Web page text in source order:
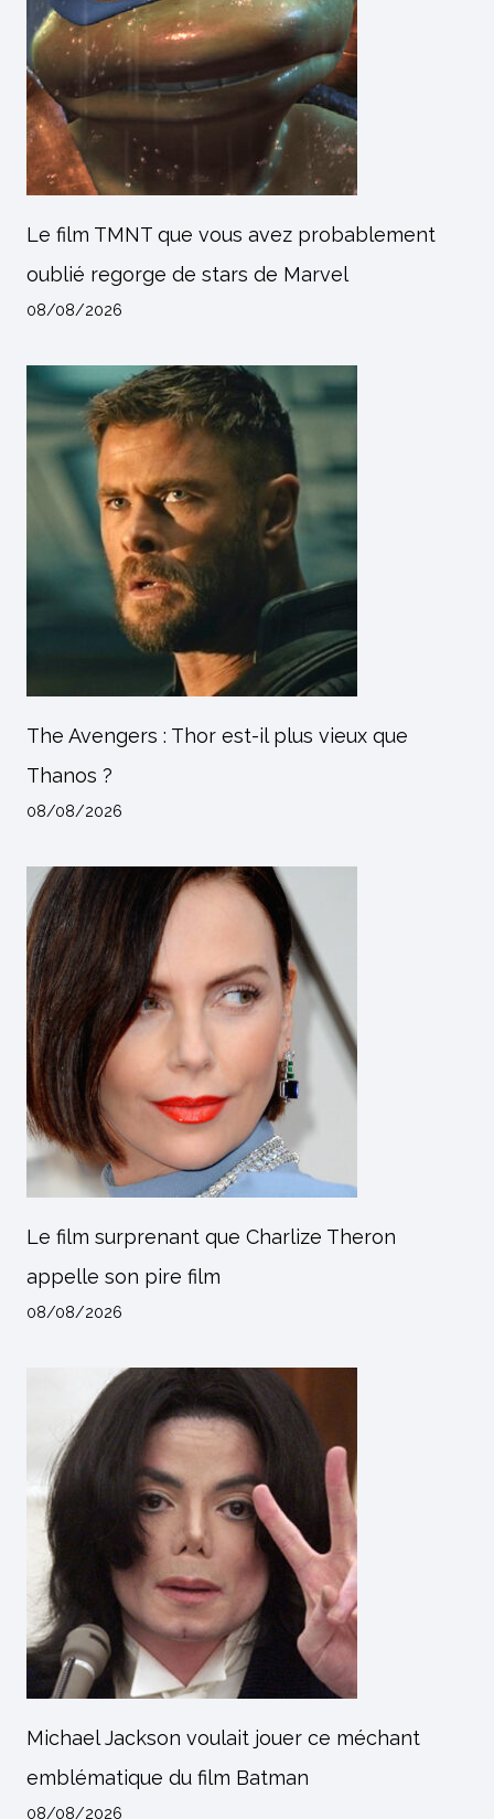
Le film TMNT que vous avez probablement
oublié regorge de stars de Marvel
08/08/2026
The Avengers : Thor est-il plus vieux que
Thanos ?
08/08/2026
Le film surprenant que Charlize Theron
appelle son pire film
08/08/2026
Michael Jackson voulait jouer ce méchant
emblématique du film Batman
08/08/2026